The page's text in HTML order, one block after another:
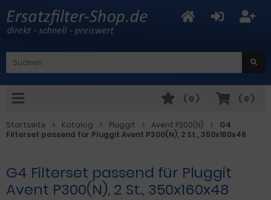
( 0 )
( 0 )
Startseite Katalog Pluggit Avent P300(N)
G4
Filterset passend für Pluggit Avent P300(N), 2 St., 350x160x48
G4 Filterset passend für Pluggit
Avent P300(N), 2 St., 350x160x48